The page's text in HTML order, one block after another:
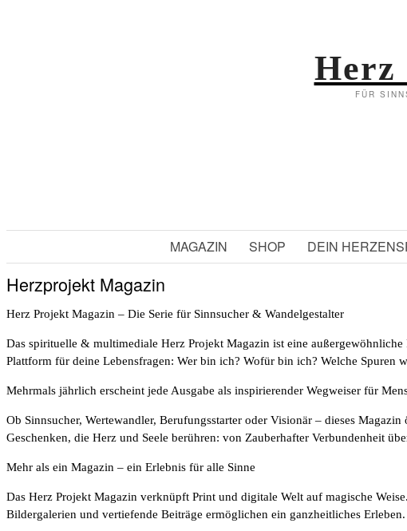
FÜR
MAGAZIN SHOP DEIN
Herzprojekt Magazin
Herz Projekt Magazin – Die Serie für Sinnsucher & Wandelgestalter
Das spirituelle & multimediale Herz Projekt Magazin ist eine
Plattform für deine Lebensfragen: Wer bin ich? Wofür bin ich? Welche
Mehrmals jährlich erscheint jede Ausgabe als inspirierender Wegweiser für
Ob Sinnsucher, Wertewandler, Berufungsstarter oder Visionär – dieses
Geschenken, die Herz und Seele berühren: von Zauberhafter Verbundenheit
Mehr als ein Magazin – ein Erlebnis für alle Sinne
Das Herz Projekt Magazin verknüpft Print und digitale Welt auf magische
Bildergalerien und vertiefende Beiträge ermöglichen ein ganzheitliches Erleben.